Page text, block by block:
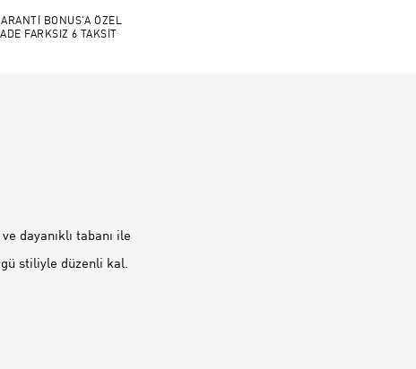
BONUS'A ÖZEL
FARKSIZ 6 TAKSİT
dayanıklı tabanı ile
stiliyle düzenli kal.